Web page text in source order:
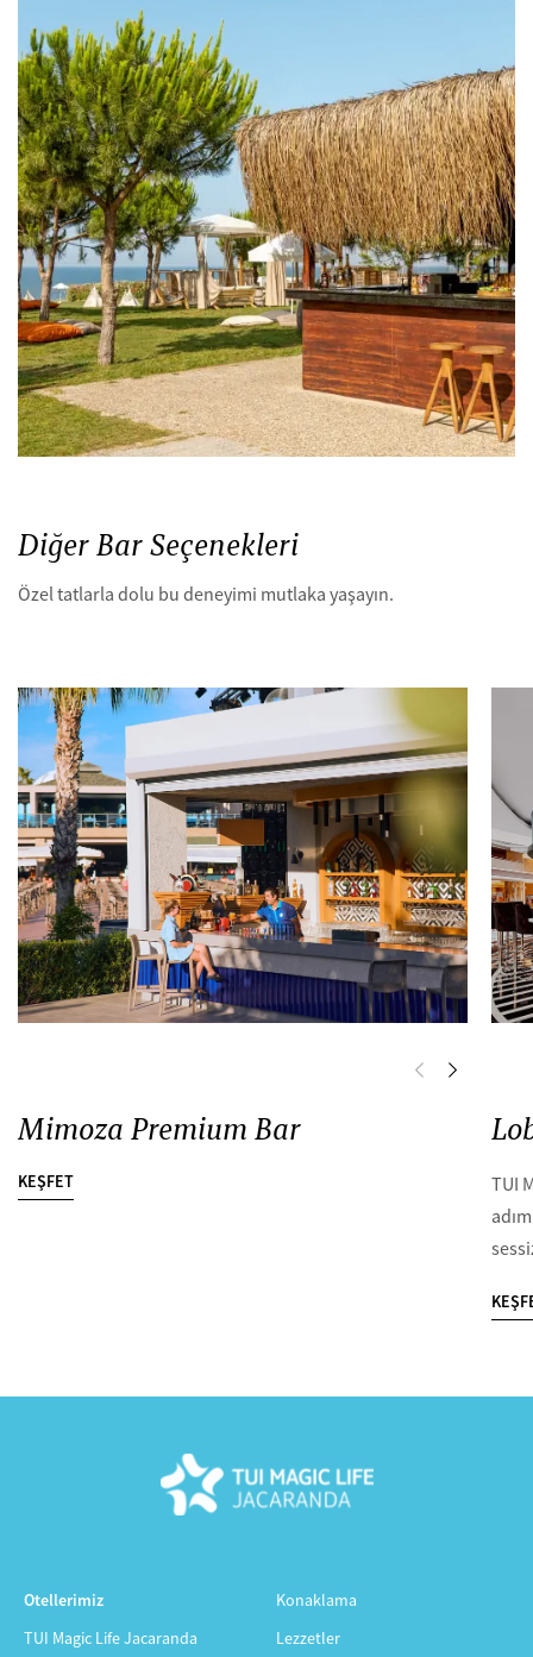
Diğer Bar Seçenekleri
Özel tatlarla dolu bu deneyimi mutlaka yaşayın.
Mimoza Premium Bar
KEŞFET
TUI
Otellerimiz
TUI Magic Life Jacaranda
Konaklama
Lezzetler